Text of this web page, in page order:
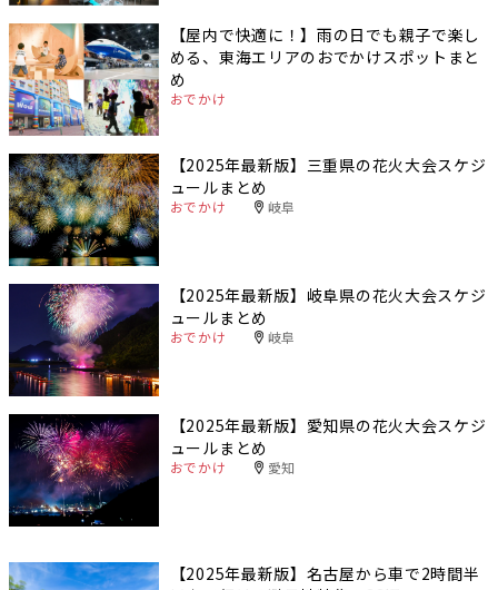
【屋内で快適に！】雨の日でも親子で楽し
める、東海エリアのおでかけスポットまと
め
おでかけ
【2025年最新版】三重県の花火大会スケジ
ュールまとめ
おでかけ 岐阜
【2025年最新版】岐阜県の花火大会スケジ
ュールまとめ
おでかけ 岐阜
【2025年最新版】愛知県の花火大会スケジ
ュールまとめ
おでかけ 愛知
【2025年最新版】名古屋から車で2時間半